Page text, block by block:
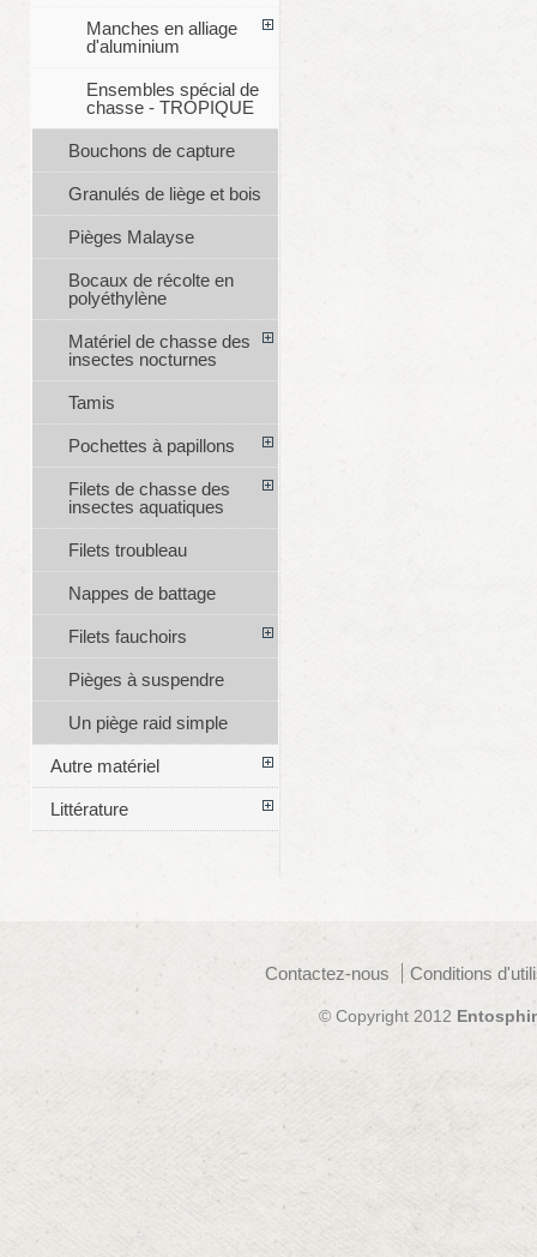
Manches en alliage
d'aluminium
Ensembles spécial de
chasse - TROPIQUE
Bouchons de capture
Granulés de liège et bois
Pièges Malayse
Bocaux de récolte en
polyéthylène
Matériel de chasse des
insectes nocturnes
Tamis
Pochettes à papillons
Filets de chasse des
insectes aquatiques
Filets troubleau
Nappes de battage
Filets fauchoirs
Pièges à suspendre
Un piège raid simple
Autre matériel
Littérature
Contactez-nous Conditions
© Copyright 2012